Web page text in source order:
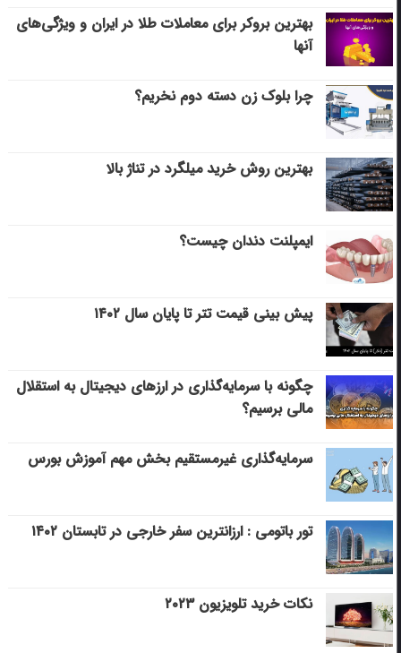
بهترین بروکر برای معاملات طلا در ایران و ویژگی‌های
آنها
چرا بلوک زن دسته دوم نخریم؟
بهترین روش خرید میلگرد در تناژ بالا
ایمپلنت دندان چیست؟
پیش بینی قیمت تتر تا پایان سال ۱۴۰۲
چگونه با سرمایه‌گذاری در ارزهای دیجیتال به استقلال
مالی برسیم؟
سرمایه‌گذاری غیرمستقیم بخش مهم آموزش بورس
تور باتومی : ارزانترین سفر خارجی در تابستان ۱۴۰۲
نکات خرید تلویزیون ۲۰۲۳